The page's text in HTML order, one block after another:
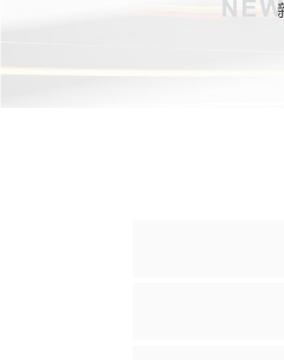
企业新闻